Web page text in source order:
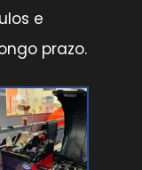
e
prazo.